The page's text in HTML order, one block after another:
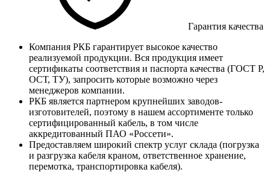
Гарантия качества
Компания РКБ гарантирует высокое качество
реализуемой продукции. Вся продукция имеет
сертификаты соответствия и паспорта качества (ГОСТ Р,
ОСТ, ТУ), запросить которые возможно через
менеджеров компании.
РКБ является партнером крупнейших заводов-
изготовителей, поэтому в нашем ассортименте только
сертифицированный кабель, в том числе
аккредитованный ПАО «Россети».
Предоставляем широкий спектр услуг склада (погрузка
и разгрузка кабеля краном, ответственное хранение,
перемотка, транспортировка кабеля).